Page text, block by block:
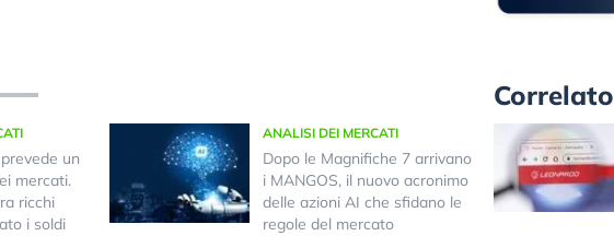
un
mercati.
ricchi
i soldi
ANALISI DEI MERCATI
Dopo le Magnifiche 7 arrivano
i MANGOS, il nuovo acronimo
delle azioni AI che sfidano le
regole del mercato
Correlato